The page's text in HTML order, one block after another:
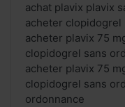
achat plavix plavix
acheter clopidogrel
acheter plavix 75
clopidogrel sans
acheter plavix 75
clopidogrel sans
ordonnance